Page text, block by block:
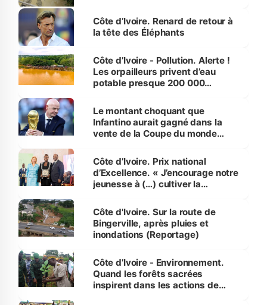
Côte d’Ivoire. Renard de retour à
la tête des Éléphants
Côte d’Ivoire - Pollution. Alerte !
Les orpailleurs privent d’eau
potable presque 200 000
Le montant choquant que
Infantino aurait gagné dans la
vente de la Coupe du monde
Côte d’Ivoire. Prix national
d’Excellence. « J’encourage notre
jeunesse à (…) cultiver la
(Alassane Ouattara
Côte d'Ivoire. Sur la route de
Bingerville, après pluies et
inondations (Reportage)
Côte d’Ivoire - Environnement.
Quand les forêts sacrées
inspirent dans les actions de